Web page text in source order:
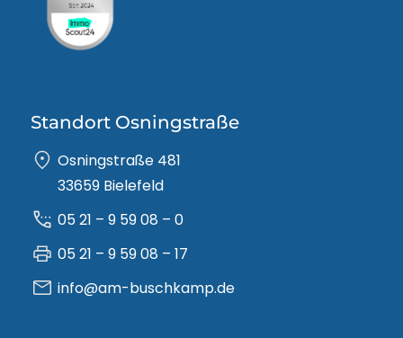
Standort Osningstraße
Osningstraße 481
33659 Bielefeld
05 21 – 9 59 08 – 0
05 21 – 9 59 08 – 17
info@am-buschkamp.de